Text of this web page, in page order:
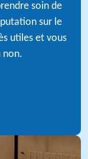
soin de
sur le
utiles et vous
non.